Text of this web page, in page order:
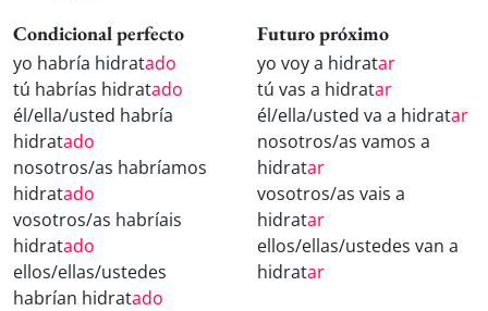
Condicional perfecto
yo habría hidratado
tú habrías hidratado
él/ella/usted habría
hidratado
nosotros/as habríamos
hidratado
vosotros/as habríais
hidratado
ellos/ellas/ustedes
habrían hidratado
Futuro próximo
yo voy a hidratar
tú vas a hidratar
él/ella/usted va a hidratar
nosotros/as vamos a
hidratar
vosotros/as vais a
hidratar
ellos/ellas/ustedes van a
hidratar